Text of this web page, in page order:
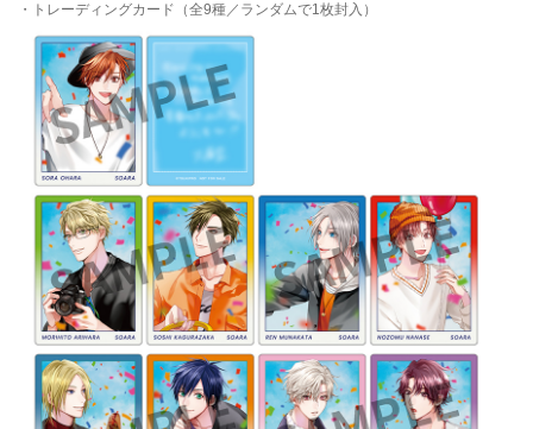
・トレーディングカード（全9種／ランダムで1枚封入）